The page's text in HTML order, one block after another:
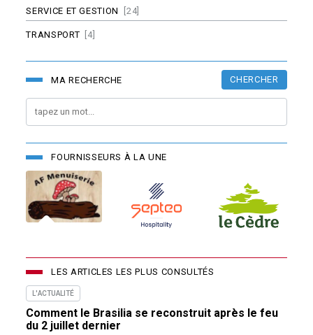
SERVICE ET GESTION [24]
TRANSPORT [4]
MA RECHERCHE CHERCHER
FOURNISSEURS À LA UNE
LES ARTICLES LES PLUS CONSULTÉS
L'ACTUALITÉ
Comment le Brasilia se reconstruit après le feu
du 2 juillet dernier